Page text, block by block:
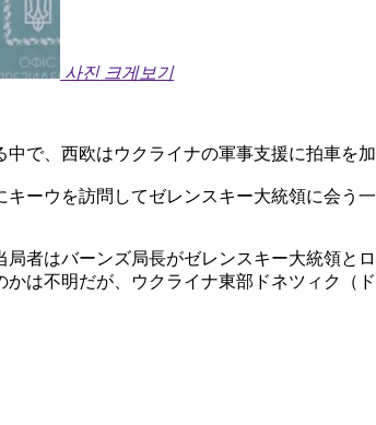
사진 크게보기
で、西欧はウクライナの軍事支援に拍車を加
ーウを訪問してゼレンスキー大統領に会う
者はバーンズ局長がゼレンスキー大統領と
は不明だが、ウクライナ東部ドネツィク（